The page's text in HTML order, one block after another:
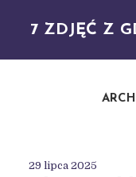
7 ZDJĘĆ Z
29 lipca 2025